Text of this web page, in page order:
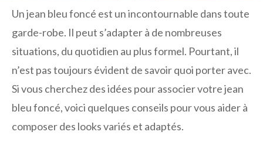
Un jean bleu foncé est un incontournable dans toute
garde-robe. Il peut s’adapter à de nombreuses
situations, du quotidien au plus formel. Pourtant, il
n’est pas toujours évident de savoir quoi porter avec.
Si vous cherchez des idées pour associer votre jean
bleu foncé, voici quelques conseils pour vous aider à
composer des looks variés et adaptés.